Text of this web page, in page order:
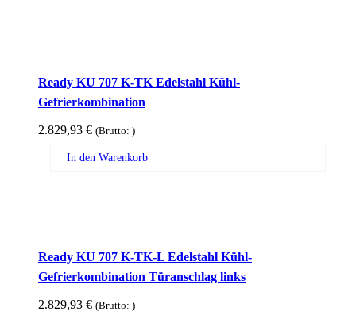
Ready KU 707 K-TK Edelstahl Kühl-
Gefrierkombination
2.829,93 € (Brutto: )
In den Warenkorb
Ready KU 707 K-TK-L Edelstahl Kühl-
Gefrierkombination Türanschlag links
2.829,93 € (Brutto: )